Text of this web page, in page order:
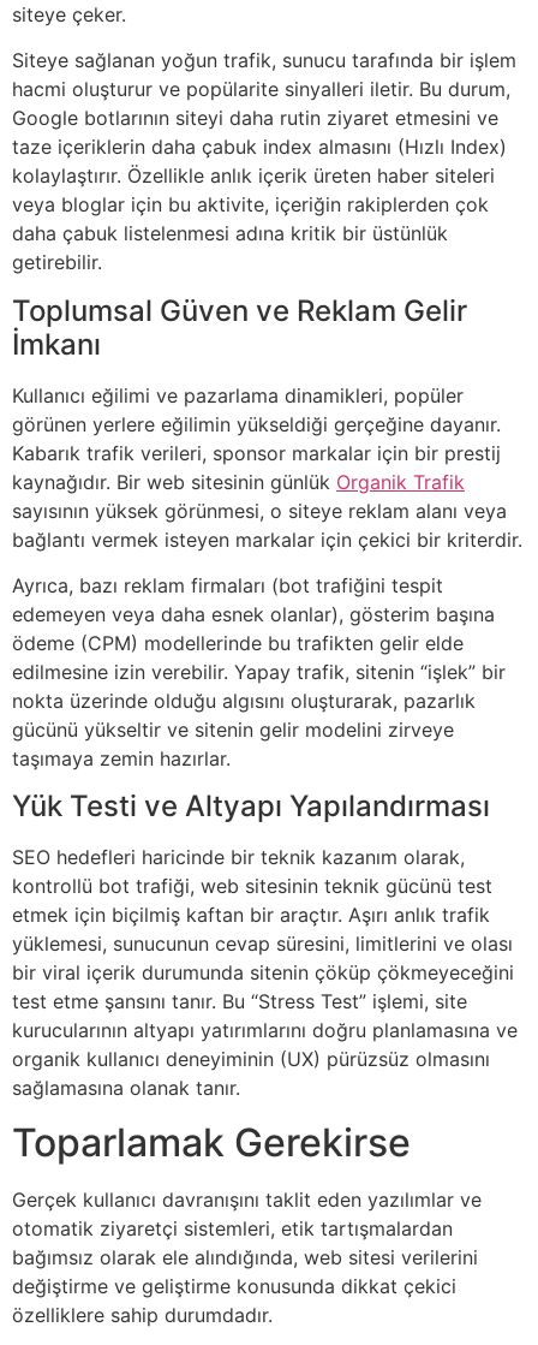
siteye çeker.
Siteye sağlanan yoğun trafik, sunucu tarafında bir işlem
hacmi oluşturur ve popülarite sinyalleri iletir. Bu durum,
Google botlarının siteyi daha rutin ziyaret etmesini ve
taze içeriklerin daha çabuk index almasını (Hızlı Index)
kolaylaştırır. Özellikle anlık içerik üreten haber siteleri
veya bloglar için bu aktivite, içeriğin rakiplerden çok
daha çabuk listelenmesi adına kritik bir üstünlük
getirebilir.
Toplumsal Güven ve Reklam Gelir
İmkanı
Kullanıcı eğilimi ve pazarlama dinamikleri, popüler
görünen yerlere eğilimin yükseldiği gerçeğine dayanır.
Kabarık trafik verileri, sponsor markalar için bir prestij
kaynağıdır. Bir web sitesinin günlük Organik Trafik
sayısının yüksek görünmesi, o siteye reklam alanı veya
bağlantı vermek isteyen markalar için çekici bir kriterdir.
Ayrıca, bazı reklam firmaları (bot trafiğini tespit
edemeyen veya daha esnek olanlar), gösterim başına
ödeme (CPM) modellerinde bu trafikten gelir elde
edilmesine izin verebilir. Yapay trafik, sitenin “işlek” bir
nokta üzerinde olduğu algısını oluşturarak, pazarlık
gücünü yükseltir ve sitenin gelir modelini zirveye
taşımaya zemin hazırlar.
Yük Testi ve Altyapı Yapılandırması
SEO hedefleri haricinde bir teknik kazanım olarak,
kontrollü bot trafiği, web sitesinin teknik gücünü test
etmek için biçilmiş kaftan bir araçtır. Aşırı anlık trafik
yüklemesi, sunucunun cevap süresini, limitlerini ve olası
bir viral içerik durumunda sitenin çöküp çökmeyeceğini
test etme şansını tanır. Bu “Stress Test” işlemi, site
kurucularının altyapı yatırımlarını doğru planlamasına ve
organik kullanıcı deneyiminin (UX) pürüzsüz olmasını
sağlamasına olanak tanır.
Toparlamak Gerekirse
Gerçek kullanıcı davranışını taklit eden yazılımlar ve
otomatik ziyaretçi sistemleri, etik tartışmalardan
bağımsız olarak ele alındığında, web sitesi verilerini
değiştirme ve geliştirme konusunda dikkat çekici
özelliklere sahip durumdadır.